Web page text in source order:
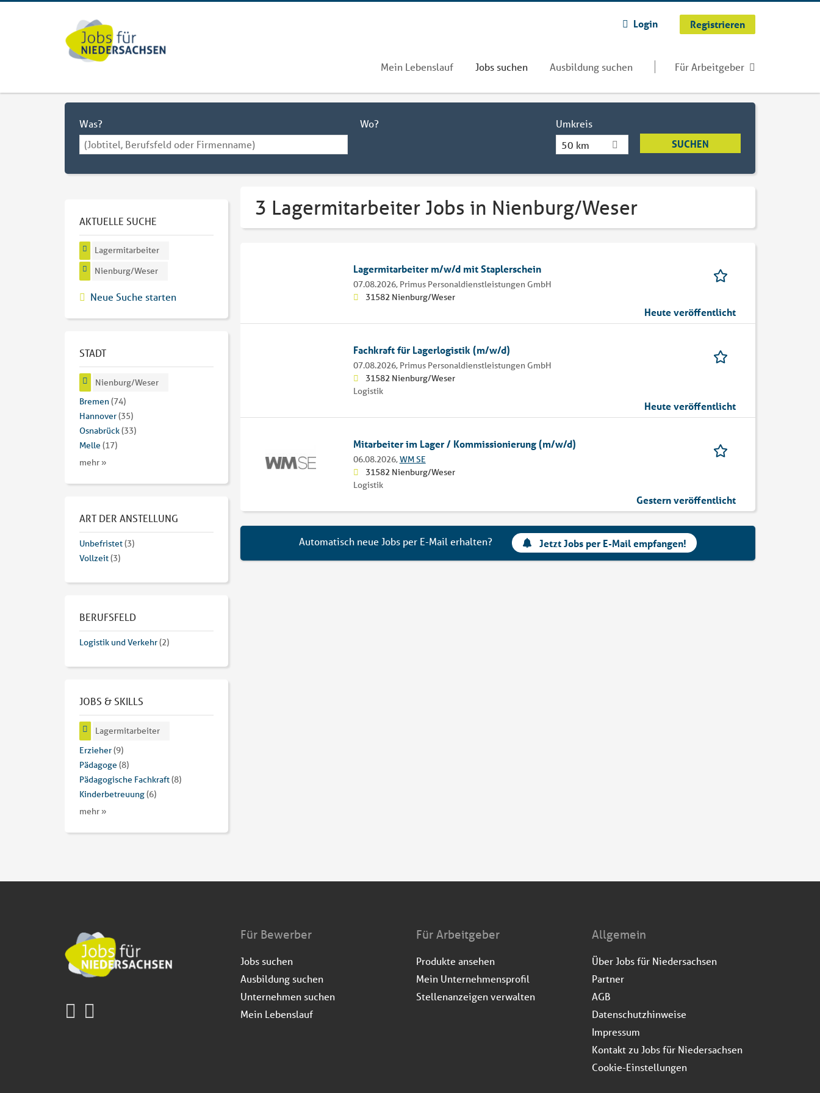
Login Registrieren
Mein Lebenslauf Jobs suchen Ausbildung suchen Für Arbeitgeber
Was? Wo?
Umkreis
50 km
3 Lagermitarbeiter Jobs in Nienburg/Weser
Lagermitarbeiter m/w/d mit Staplerschein
07.08.2026, Primus Personaldienstleistungen GmbH
31582 Nienburg/Weser
Heute veröffentlicht
Fachkraft für Lagerlogistik (m/w/d)
07.08.2026, Primus Personaldienstleistungen GmbH
31582 Nienburg/Weser
Logistik
Heute veröffentlicht
Mitarbeiter im Lager / Kommissionierung (m/w/d)
06.08.2026,WM SE
31582 Nienburg/Weser
Logistik
Gestern veröffentlicht
Automatisch neue Jobs per E-Mail erhalten? Jetzt Jobs per E-Mail empfangen!
AKTUELLE SUCHE
Lagermitarbeiter
Nienburg/Weser
Neue Suche starten
STADT
Nienburg/Weser
Bremen(74)
Hannover(35)
Osnabrück(33)
Melle (17)
mehr »
ART DER ANSTELLUNG
Unbefristet(3)
Vollzeit(3)
BERUFSFELD
Logistik und Verkehr(2)
JOBS & SKILLS
Lagermitarbeiter
Erzieher(9)
Pädagoge (8)
Pädagogische Fachkraft(8)
Kinderbetreuung(6)
mehr »
Für Bewerber
Jobs suchen
Ausbildung suchen
Unternehmen suchen
Mein Lebenslauf
Für Arbeitgeber
Produkte ansehen
Mein Unternehmensprofil
Stellenanzeigen verwalten
Allgemein
Über Jobs für Niedersachsen
Partner
AGB
Datenschutzhinweise
Impressum
Kontakt zu Jobs für Niedersachsen
Cookie-Einstellungen